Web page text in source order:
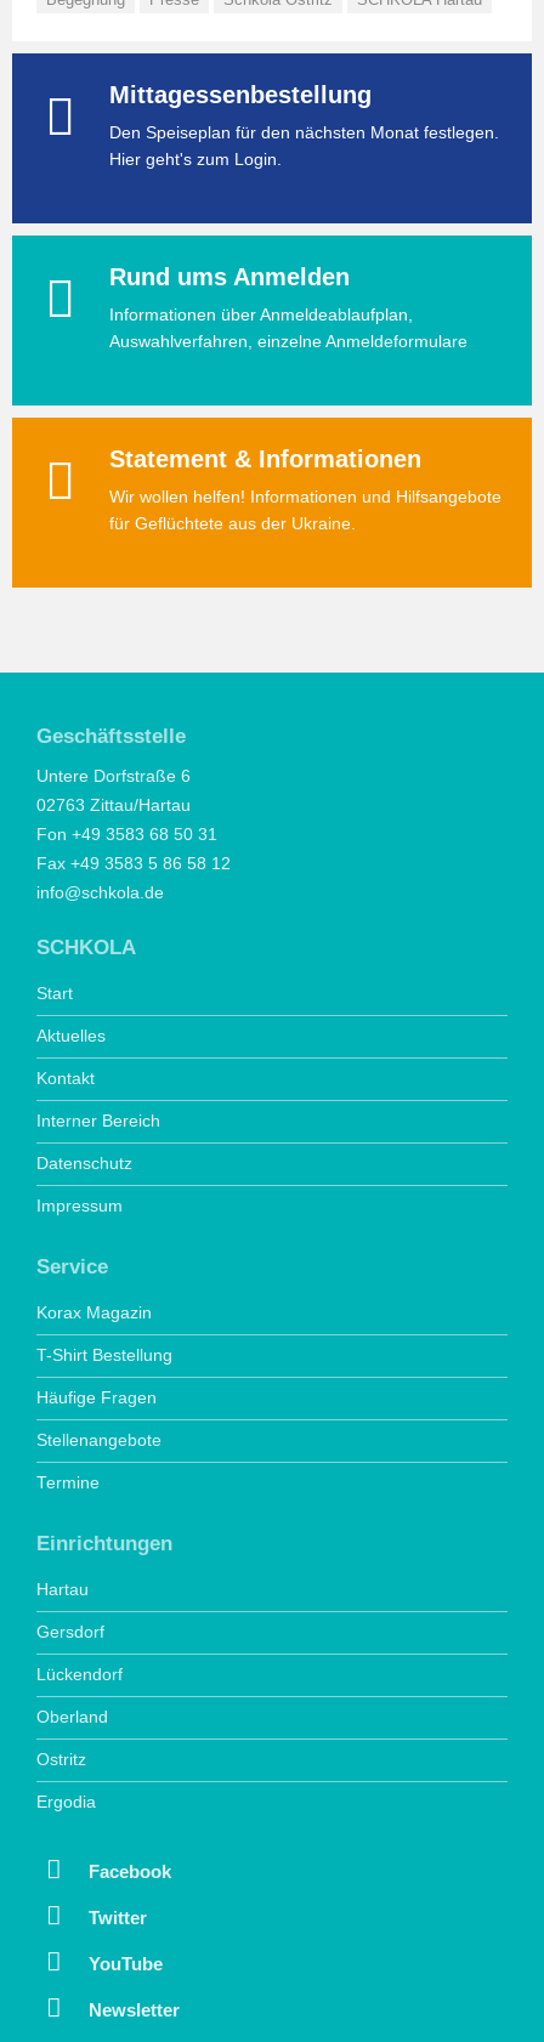
Mittagessenbestellung
Den Speiseplan für den nächsten Monat festlegen.
Hier geht's zum Login.
Rund ums Anmelden
Informationen über Anmeldeablaufplan,
Auswahlverfahren, einzelne Anmeldeformulare
Statement & Informationen
Wir wollen helfen! Informationen und Hilfsangebote
für Geflüchtete aus der Ukraine.
Geschäftsstelle
Untere Dorfstraße 6
02763 Zittau/Hartau
Fon +49 3583 68 50 31
Fax +49 3583 5 86 58 12
info@schkola.de
SCHKOLA
Start
Aktuelles
Kontakt
Interner Bereich
Datenschutz
Impressum
Service
Korax Magazin
T-Shirt Bestellung
Häufige Fragen
Stellenangebote
Termine
Einrichtungen
Hartau
Gersdorf
Lückendorf
Oberland
Ostritz
Ergodia
Facebook
Twitter
YouTube
Newsletter